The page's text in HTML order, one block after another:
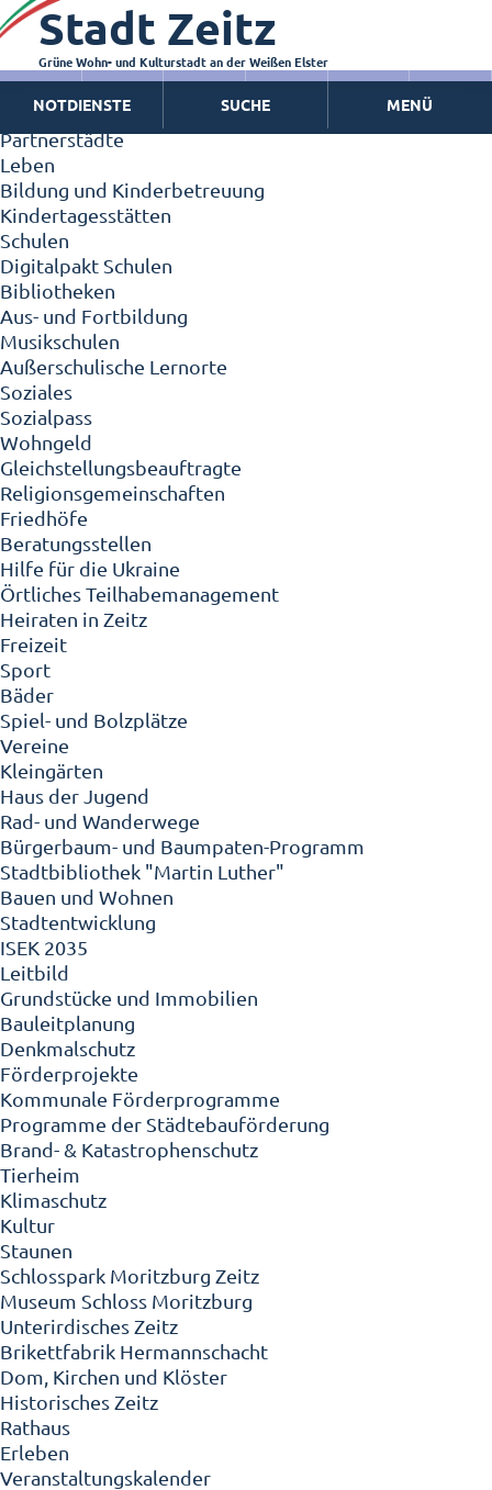
Zeitz - Die Kleinstadt
Willkommen in Zeitz!
Interview mit Oberbürgermeister Christian Thieme
Zeitz - Stadt der Zukunft
Ortschaften
Partnerstädte
Leben
Bildung und Kinderbetreuung
Kindertagesstätten
Schulen
Digitalpakt Schulen
Bibliotheken
Aus- und Fortbildung
Musikschulen
Außerschulische Lernorte
Soziales
Sozialpass
Wohngeld
Gleichstellungsbeauftragte
Religionsgemeinschaften
Friedhöfe
Beratungsstellen
Hilfe für die Ukraine
Örtliches Teilhabemanagement
Heiraten in Zeitz
Freizeit
Sport
Bäder
Spiel- und Bolzplätze
Vereine
Kleingärten
Haus der Jugend
Rad- und Wanderwege
Bürgerbaum- und Baumpaten-Programm
Stadtbibliothek "Martin Luther"
Bauen und Wohnen
Stadtentwicklung
ISEK 2035
Leitbild
Grundstücke und Immobilien
Bauleitplanung
Denkmalschutz
Förderprojekte
Kommunale Förderprogramme
Programme der Städtebauförderung
Brand- & Katastrophenschutz
Tierheim
Klimaschutz
Kultur
Staunen
Schlosspark Moritzburg Zeitz
Museum Schloss Moritzburg
Unterirdisches Zeitz
Brikettfabrik Hermannschacht
Dom, Kirchen und Klöster
Historisches Zeitz
Rathaus
Erleben
Veranstaltungskalender
Stadt Zeitz
Grüne Wohn- und Kulturstadt an der Weißen Elster
NOTDIENSTE SUCHE MENÜ